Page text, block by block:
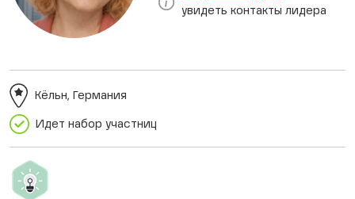
увидеть контакты лидера
Идет набор участниц
Кёльн, Германия